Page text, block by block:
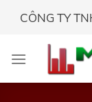
CÔNG TY